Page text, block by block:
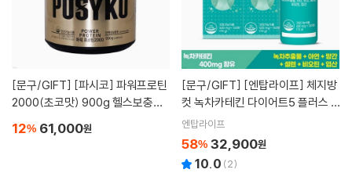
[문구/GIFT]
2000(초코맛) 900g 헬스보충제
12% 61,000원
[문구/GIFT]
컷 녹차카테킨 다이어트5 플러스 1
20정x2개(4개월분)
엔탑라이프
58% 32,900원
10.0 (2)